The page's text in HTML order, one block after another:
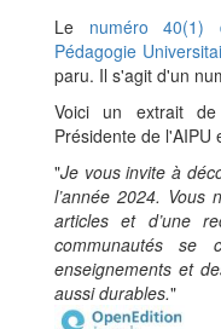
contenu
Le numéro 40(1)
Pédagogie
paru. Il s'agit d'un
Voici un extrait
Présidente de l'AIPU
"Je vous invite à
l’année 2024. Vous
articles et d’une
communautés se
enseignements et
aussi durables."
Image